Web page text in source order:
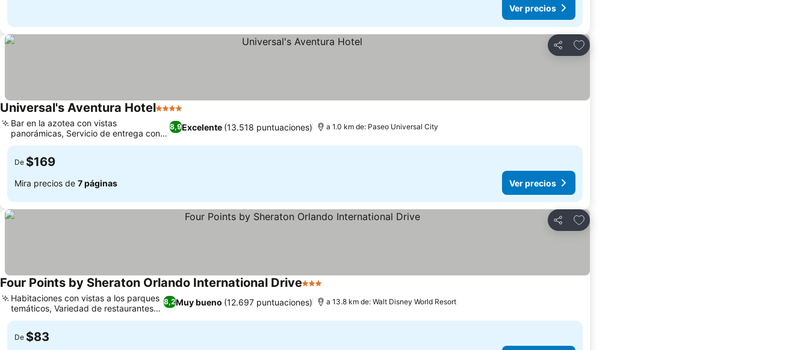
Ver precios
Compartir
Agregar a favoritos
Universal's Aventura Hotel4 Estrellas
8,9Excelente (13.518 puntuaciones)
Bar en la azotea con vistas
panorámicas, Servicio de entrega con
robots en la habitación
a 1.0 km de: Paseo Universal City
De $169
Mira precios de 7 páginas Ver precios
Compartir
Agregar a favoritos
Four Points by Sheraton Orlando International Drive3 Estrellas
8,2Muy bueno (12.697 puntuaciones)
Habitaciones con vistas a los parques
temáticos, Variedad de restaurantes
en el hotel
a 13.8 km de: Walt Disney World Resort
De $83